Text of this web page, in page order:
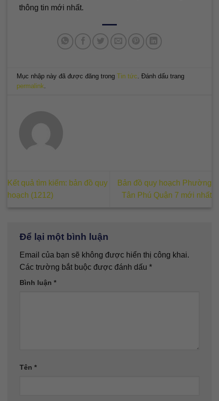
thông tin mới nhất.
Mục nhập này đã được đăng trongTin tức . Đánh dấu trang
permalink
Kết quả tìm kiếm: bản đồ quy
hoạch (1212)
Bản đồ quy hoạch Phường
Tân Phú Quận 7 mới nhất
Để lại một bình luận
Email của bạn sẽ không được hiển thị công khai.
Các trường bắt buộc được đánh dấu *
Bình luận *
Tên *